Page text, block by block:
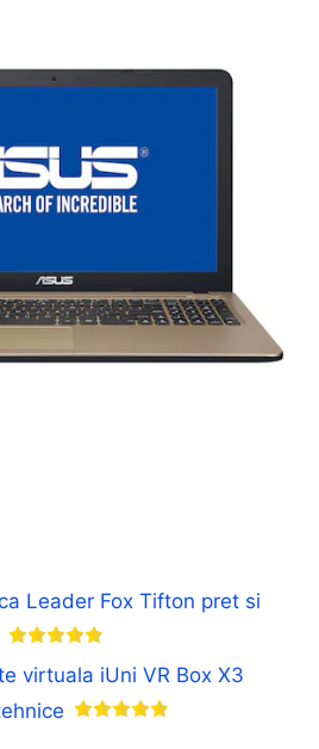
Leader Fox Tifton pret si
virtuala iUni VR Box X3